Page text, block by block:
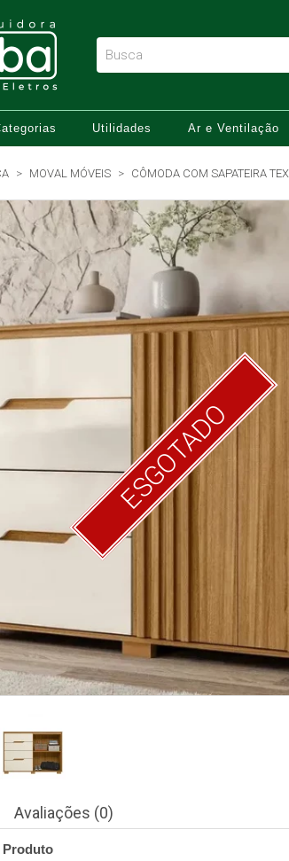
Utilidades Ar e Ventilação
MOVAL MÓVEIS CÔMODA COM SAPATEIRA
ESGOTADO
Avaliações (0)
Produto